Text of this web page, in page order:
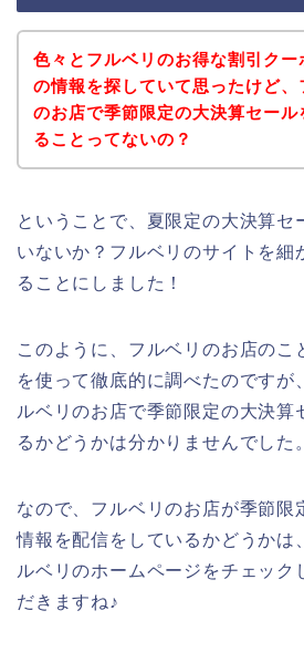
色々とフルベリのお得な割引クー
の情報を探していて思ったけど、
のお店で季節限定の大決算セール
ることってないの？
ということで、夏限定の大決算セ
いないか？フルベリのサイトを細
ることにしました！
このように、フルベリのお店のこ
を使って徹底的に調べたのですが
ルベリのお店で季節限定の大決算
るかどうかは分かりませんでした。
なので、フルベリのお店が季節限
情報を配信をしているかどうかは
ルベリのホームページをチェック
だきますね♪